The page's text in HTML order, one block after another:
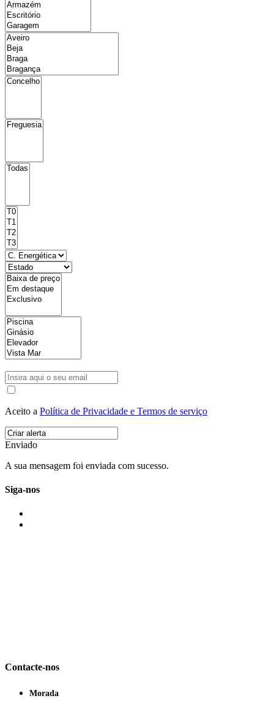
Aceito a Política de Privacidade e Termos de serviço
Enviado
A sua mensagem foi enviada com sucesso.
Siga-nos
Contacte-nos
Morada